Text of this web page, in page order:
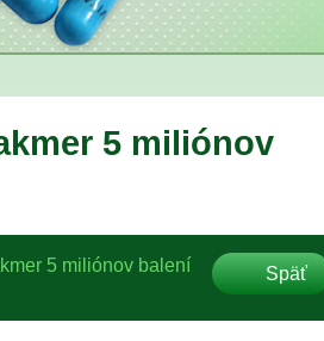
5 miliónov
Späť
5 miliónov balení